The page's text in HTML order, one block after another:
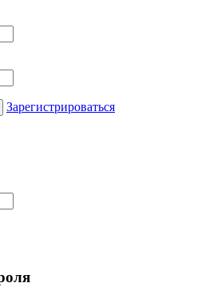
Зарегистрироваться